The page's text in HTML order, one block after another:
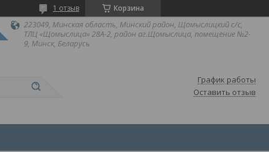
Корзина
1 отзыв
223049, Минская область, Минский район, Щомыслицкий с/с,
ТЛЦ «Щомыслица» 28А-2, район аг.Щомыслица, помещение №2-
9, Минск, Беларусь
График работы
Оставить отзыв